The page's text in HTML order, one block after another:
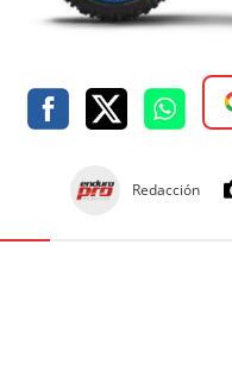
Redacción